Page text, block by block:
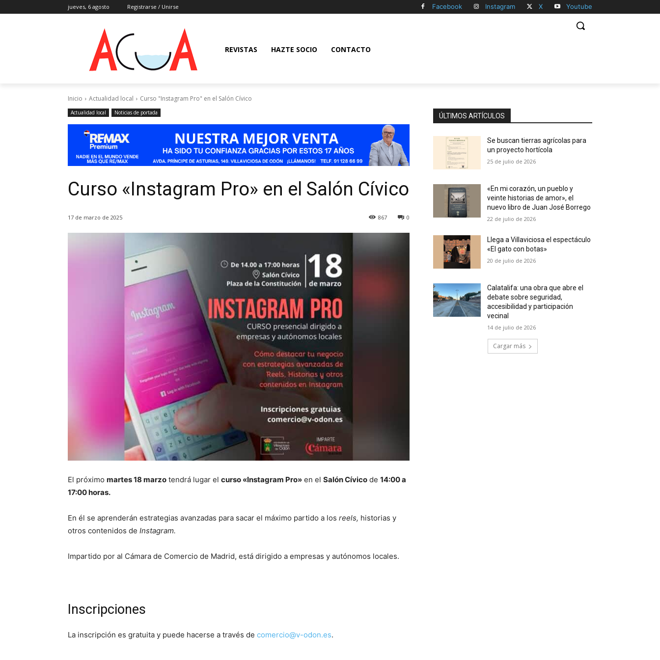
jueves, 6 agosto Registrarse / Unirse Facebook Instagram X Youtube
REVISTAS HAZTE SOCIO CONTACTO
Inicio Actualidad local Curso "Instagram Pro" en el Salón Cívico
Actualidad local Noticias de portada
Curso «Instagram Pro» en el Salón Cívico
17 de marzo de 2025 0
867
El próximo martes 18 marzo tendrá lugar el curso «Instagram Pro» en el Salón Cívico de 14:00 a
17:00 horas.
En él se aprenderán estrategias avanzadas para sacar el máximo partido a los reels, historias y
otros contenidos de Instagram.
Impartido por al Cámara de Comercio de Madrid, está dirigido a empresas y autónomos locales.
Inscripciones
La inscripción es gratuita y puede hacerse a través de comercio@v-odon.es.
ÚLTIMOS ARTÍCULOS
Se buscan tierras agrícolas para
un proyecto hortícola
25 de julio de 2026
«En mi corazón, un pueblo y
veinte historias de amor», el
nuevo libro de Juan José Borrego
22 de julio de 2026
Llega a Villaviciosa el espectáculo
«El gato con botas»
20 de julio de 2026
Calatalifa: una obra que abre el
debate sobre seguridad,
accesibilidad y participación
vecinal
14 de julio de 2026
Cargar más